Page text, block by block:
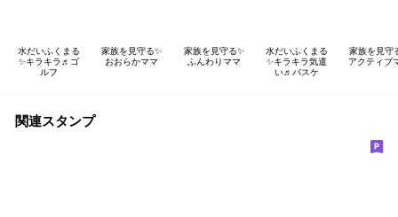
水だいふくまる
✨キラキラ♬ゴ
ルフ
家族を見守る✨
おおらかママ
家族を見守る✨
ふんわりママ
水だいふくまる
✨キラキラ気遣
い♬バスケ
家族を見守
アクティブ
関連スタンプ